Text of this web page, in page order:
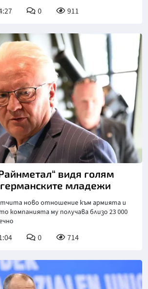
0 911
видя голям
младежи
ново отношение към армията и
компанията му получава близо 23 000
0 714